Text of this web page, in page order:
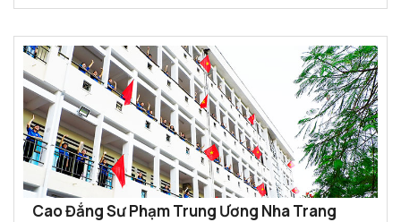
Cao Đẳng Sư Phạm Trung Ương Nha Trang